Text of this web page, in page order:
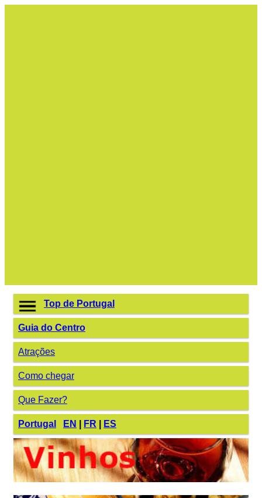
Top de Portugal
Guia do Centro
Atrações
Como chegar
Que Fazer?
Portugal EN FR ES